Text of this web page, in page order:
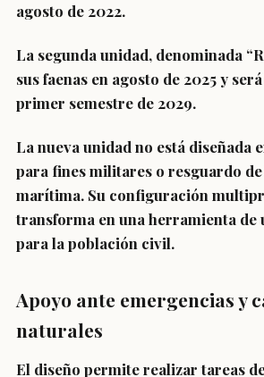
agosto de 2022.
La segunda unidad, denominada
sus faenas en agosto de 2025 y
primer semestre de 2029.
La nueva unidad no está diseñada
para fines militares o resguardo
marítima. Su configuración
transforma en una herramienta de
para la población civil.
Apoyo ante emergencias y
naturales
El diseño permite realizar tareas